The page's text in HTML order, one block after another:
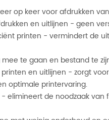
op keer voor afdrukken
en uitlijnen - geen
printen - vermindert de
te gaan en bestand te
en uitlijnen - zorgt
optimale printervaring.
elimineert de noodzaak